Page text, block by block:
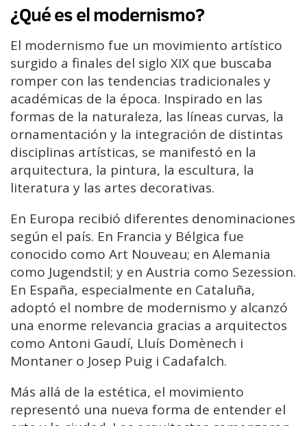
¿Qué es el modernismo?
El modernismo fue un movimiento artístico
surgido a finales del siglo XIX que buscaba
romper con las tendencias tradicionales y
académicas de la época. Inspirado en las
formas de la naturaleza, las líneas curvas, la
ornamentación y la integración de distintas
disciplinas artísticas, se manifestó en la
arquitectura, la pintura, la escultura, la
literatura y las artes decorativas.
En Europa recibió diferentes denominaciones
según el país. En Francia y Bélgica fue
conocido como Art Nouveau; en Alemania
como Jugendstil; y en Austria como Sezession.
En España, especialmente en Cataluña,
adoptó el nombre de modernismo y alcanzó
una enorme relevancia gracias a arquitectos
como Antoni Gaudí, Lluís Domènech i
Montaner o Josep Puig i Cadafalch.
Más allá de la estética, el movimiento
representó una nueva forma de entender el